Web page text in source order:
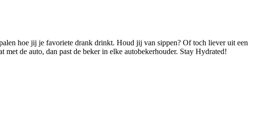
hoe jij je favoriete drank drinkt. Houd jij van sippen? Of toch liever uit een
de auto, dan past de beker in elke autobekerhouder. Stay Hydrated!